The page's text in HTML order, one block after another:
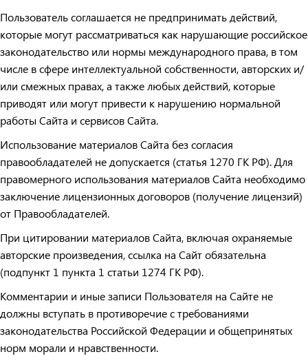
Пользователь соглашается не предпринимать действий,
которые могут рассматриваться как нарушающие российское
законодательство или нормы международного права, в том
числе в сфере интеллектуальной собственности, авторских и/
или смежных правах, а также любых действий, которые
приводят или могут привести к нарушению нормальной
работы Сайта и сервисов Сайта.
Использование материалов Сайта без согласия
правообладателей не допускается (статья 1270 ГК РФ). Для
правомерного использования материалов Сайта необходимо
заключение лицензионных договоров (получение лицензий)
от Правообладателей.
При цитировании материалов Сайта, включая охраняемые
авторские произведения, ссылка на Сайт обязательна
(подпункт 1 пункта 1 статьи 1274 ГК РФ).
Комментарии и иные записи Пользователя на Сайте не
должны вступать в противоречие с требованиями
законодательства Российской Федерации и общепринятых
норм морали и нравственности.